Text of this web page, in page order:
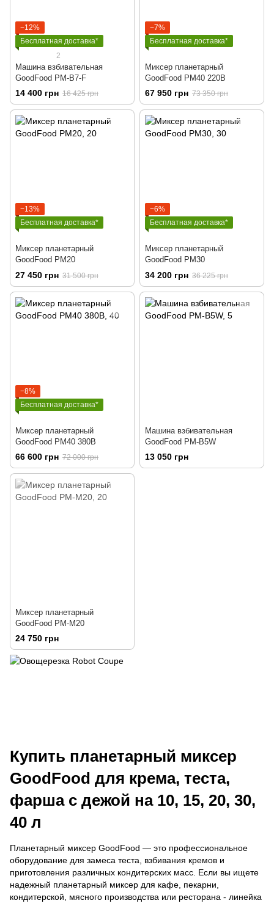
−12%
Бесплатная доставка*
2
Машина взбивательная
GoodFood PM-B7-F
14 400 грн 16 425 грн
−7%
Бесплатная доставка*
Миксер планетарный
GoodFood PM40 220В
67 950 грн 73 350 грн
−13%
Бесплатная доставка*
Миксер планетарный
GoodFood PM20
27 450 грн 31 500 грн
−6%
Бесплатная доставка*
Миксер планетарный
GoodFood PM30
34 200 грн 36 225 грн
−8%
Бесплатная доставка*
Миксер планетарный
GoodFood PM40 380В
66 600 грн 72 000 грн
Машина взбивательная
GoodFood PM-B5W
13 050 грн
Миксер планетарный
GoodFood PM-М20
24 750 грн
Купить планетарный миксер
GoodFood для крема, теста,
фарша с дежой на 10, 15, 20, 30,
40 л
Планетарный миксер GoodFood — это профессиональное
оборудование для замеса теста, взбивания кремов и
приготовления различных кондитерских масс. Если вы ищете
надежный планетарный миксер для кафе, пекарни,
кондитерской, мясного производства или ресторана - линейка